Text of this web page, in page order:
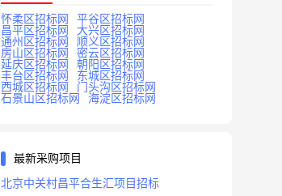
怀柔区招标网
平谷区招标网
昌平区招标网
大兴区招标网
通州区招标网
顺义区招标网
房山区招标网
密云区招标网
延庆区招标网
朝阳区招标网
丰台区招标网
东城区招标网
西城区招标网
门头沟区招标网
石景山区招标网
海淀区招标网
最新采购项目
北京中关村昌平合生汇项目招标